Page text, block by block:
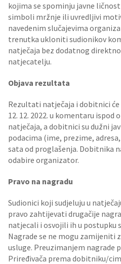
kojima se spominju javne
simboli mržnje ili uvredljivi
navedenim slučajevima
trenutka ukloniti sudionikov
natječaja bez dodatnog
natjecatelju.
Objava rezultata
Rezultati natječaja i dobitnici
12. 12. 2022. u komentaru ispod
natječaja, a dobitnici su dužni
podacima (ime, prezime,
sata od proglašenja. Dobitnika
odabire organizator.
Pravo na nagradu
Sudionici koji sudjeluju u
pravo zahtijevati drugačije
natjecali i osvojili ih u postupku
Nagrade se ne mogu zamijeniti
usluge. Preuzimanjem nagrade
Priređivača prema dobitniku/